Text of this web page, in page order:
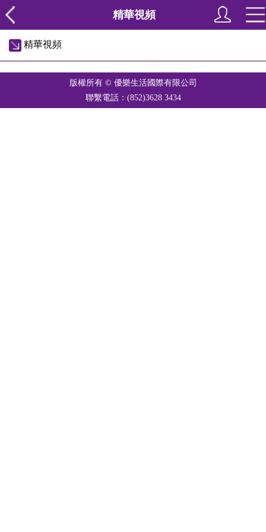
精華視頻
精華視頻
版權所有 © 優樂生活國際有限公司
聯繫電話：(852)3628 3434